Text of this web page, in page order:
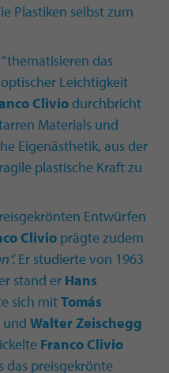
Plastiken selbst zum
thematisieren das
Leichtigkeit
Cliviodurchbricht
Materials und
Eigenästhetik, aus der
plastische Kraft zu
Entwürfen
Clivio prägte zudem
Er studierte von 1963
stand er Hans
sich mitTomás
und Walter Zeischegg
Franco Clivio
das preisgekrönte